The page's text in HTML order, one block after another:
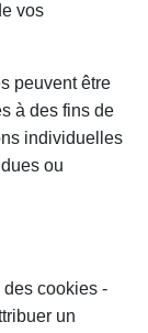
vos
peuvent être
à des fins de
individuelles
ou
des cookies -
un